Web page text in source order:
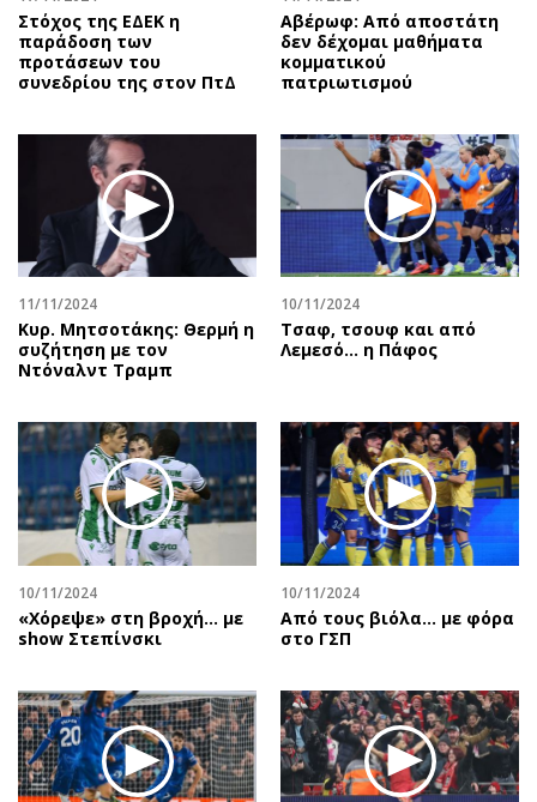
Στόχος της ΕΔΕΚ η
παράδοση των
προτάσεων του
συνεδρίου της στον ΠτΔ
Αβέρωφ: Από αποστάτη
δεν δέχομαι μαθήματα
κομματικού
πατριωτισμού
11/11/2024
Κυρ. Μητσοτάκης: Θερμή η
συζήτηση με τον
Ντόναλντ Τραμπ
10/11/2024
Τσαφ, τσουφ και από
Λεμεσό... η Πάφος
10/11/2024
«Χόρεψε» στη βροχή… με
show Στεπίνσκι
10/11/2024
Από τους βιόλα... με φόρα
στο ΓΣΠ